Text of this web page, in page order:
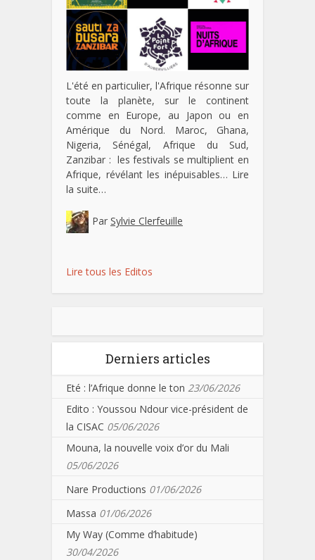
L'été en particulier, l'Afrique résonne sur
toute la planète, sur le continent
comme en Europe, au Japon ou en
Amérique du Nord. Maroc, Ghana,
Nigeria, Sénégal, Afrique du Sud,
Zanzibar : les festivals se multiplient en
Afrique, révélant les inépuisables… Lire
la suite…
Par Sylvie Clerfeuille
Lire tous les Editos
Derniers articles
Eté : l’Afrique donne le ton 23/06/2026
Edito : Youssou Ndour vice-président de
la CISAC 05/06/2026
Mouna, la nouvelle voix d’or du Mali
05/06/2026
Nare Productions 01/06/2026
Massa 01/06/2026
My Way (Comme d’habitude)
30/04/2026